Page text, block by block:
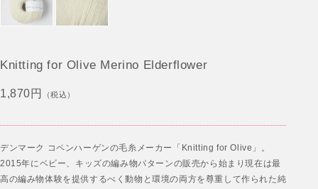
Knitting for Olive Merino Elderflower
1,870円 （税込）
デンマーク コペンハーゲンの毛糸メーカー「Knitting for Olive」。
2015年にベビー、キッズの編み物パターンの販売から始まり現在は最
高の編み物体験を提供するべく動物と環境の両方を尊重して作られた純